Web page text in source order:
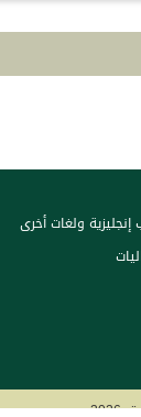
إنجليزية ولغات أخرى